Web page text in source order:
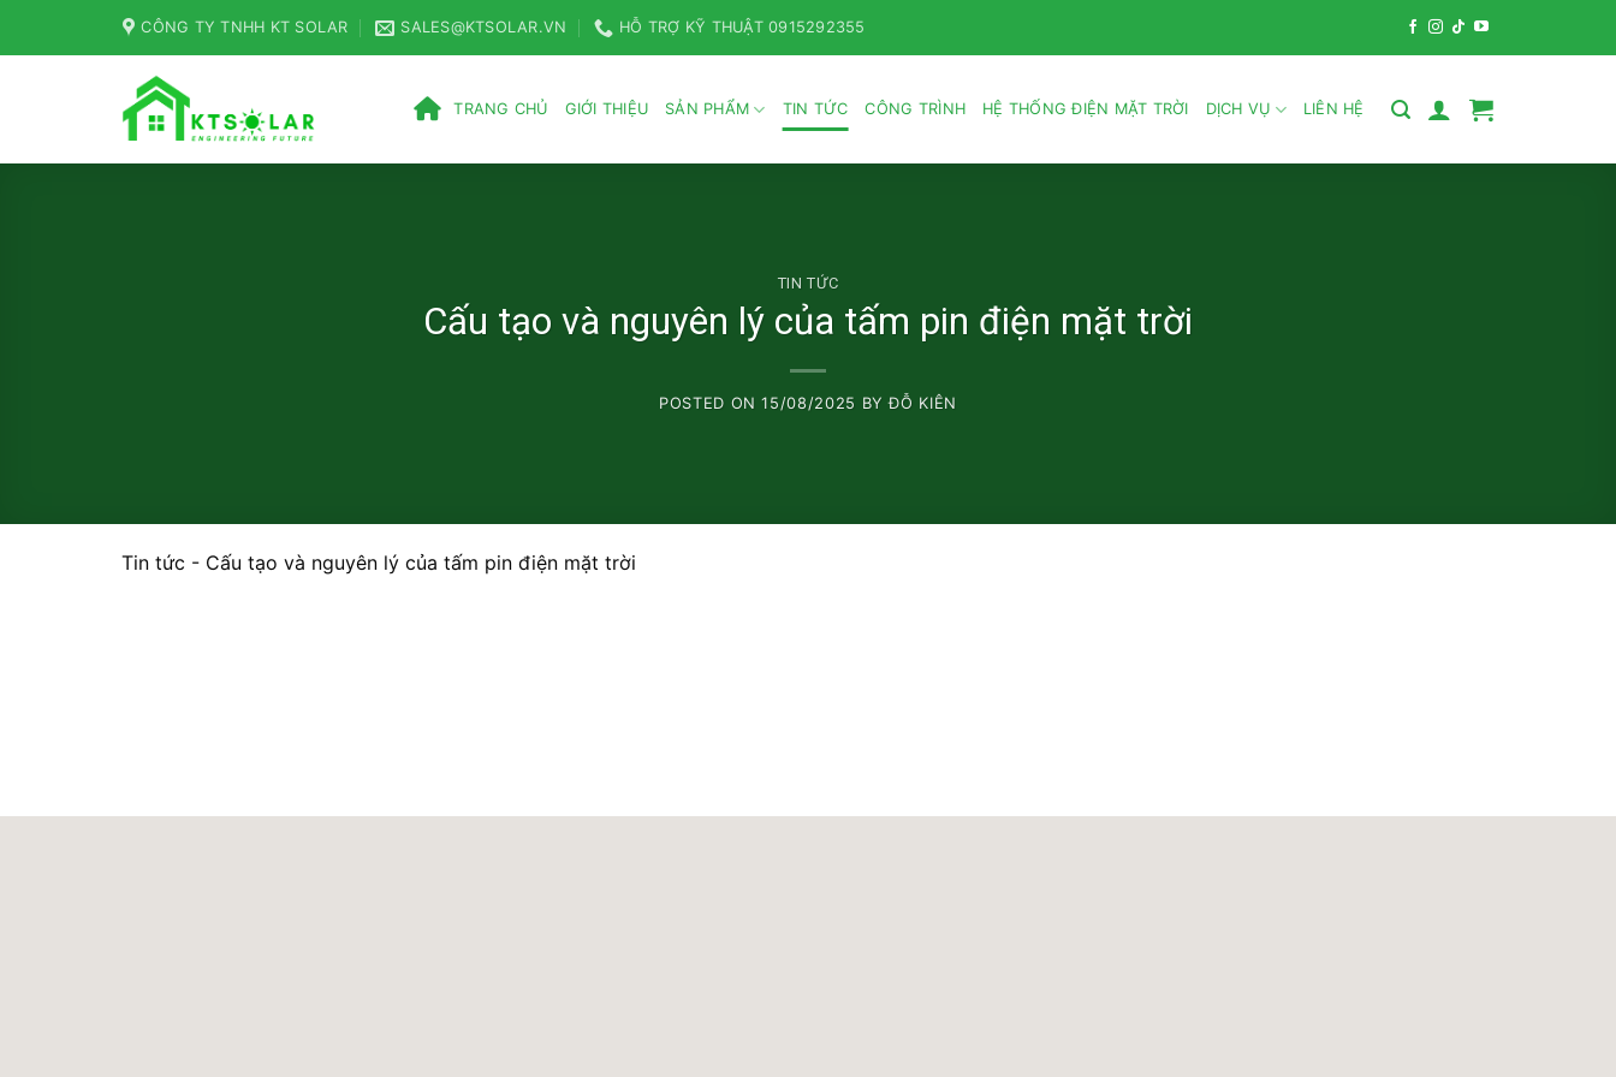
CÔNG TY TNHH KT SOLAR SALES@KTSOLAR.VN HỖ TRỢ KỸ THUẬT 0915292355
TRANG CHỦ GIỚI THIỆU SẢN PHẨM TIN TỨC CÔNG TRÌNH HỆ THỐNG ĐIỆN MẶT TRỜI DỊCH VỤ LIÊN HỆ
TIN TỨC
Cấu tạo và nguyên lý của tấm pin điện mặt trời
POSTED ON15/08/2025 BYĐỖ KIÊN
Tin tức - Cấu tạo và nguyên lý của tấm pin điện mặt trời